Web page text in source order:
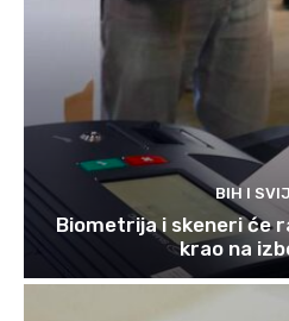
BIH I
Biometrija i skeneri će
krao na